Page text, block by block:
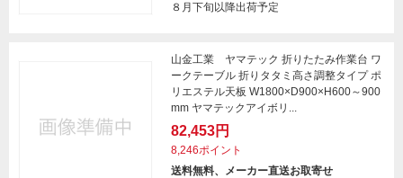
８月下旬以降出荷予定
山金工業 ヤマテック 折りたたみ作業台 ワ
ークテーブル 折りタタミ高さ調整タイプ ポ
リエステル天板 W1800×D900×H600～900
mm ヤマテックアイボリ...
82,453円
8,246ポイント
送料無料、メーカー直送お取寄せ